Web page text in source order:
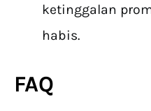
ketinggalan
habis.
FAQ